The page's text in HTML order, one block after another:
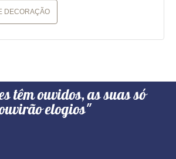
DECORAÇÃO
têm ouvidos, as suas só
elogios"